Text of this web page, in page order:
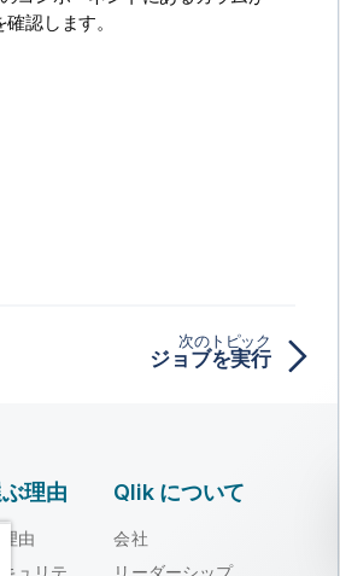
認します。
次のトピック
ジョブを実行
理由
由
ュリテ
Qlik について
会社
リーダーシップ